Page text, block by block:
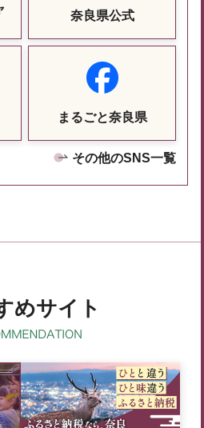
奈良県公式
まるごと奈良県
その他のSNS一覧
めサイト